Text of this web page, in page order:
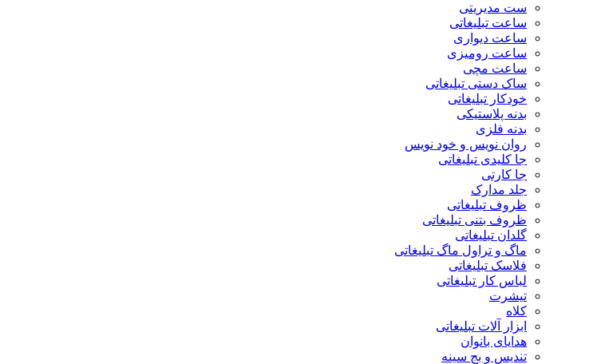
ست مدیریتی
ساعت تبلیغاتی
ساعت دیواری
ساعت رومیزی
ساعت مچی
ساک دستی تبلیغاتی
خودکار تبلیغاتی
بدنه پلاستیکی
بدنه فلزی
روان نویس و خود نویس
جا کلیدی تبلیغاتی
جا کارتی
جلد مدارک
ظروف تبلیغاتی
ظروف بتنی تبلیغاتی
گلدان تبلیغاتی
ماگ و تراول ماگ تبلیغاتی
فلاسک تبلیغاتی
لباس کار تبلیغاتی
تیشرت
کلاه
ابزار آلات تبلیغاتی
هدایای بانوان
تندیس و بج سینه